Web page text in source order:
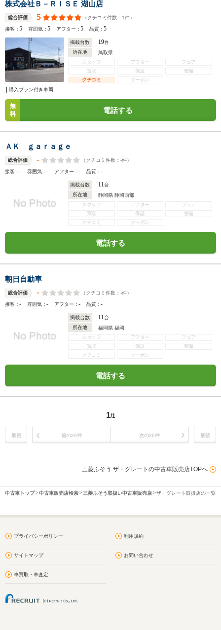
株式会社Ｂ－ＲＩＳＥ 湖山店
総合評価 5 （クチコミ件数： 1件）
接客：5 雰囲気：5 アフター：5 品質：5
掲載台数 19台
所在地
鳥取県
スタッフ
アフター
フェア
買取
保証
整備
クチコミ
クーポン
購入プラン付き車両
無
料
電話する
ＡＫ ｇａｒａｇｅ
総合評価 - （クチコミ件数： -件）
接客：- 雰囲気：- アフター：- 品質：-
掲載台数 11台
所在地
静岡県 静岡西部
スタッフ
アフター
フェア
買取
保証
整備
クチコミ
クーポン
電話する
朝日自動車
総合評価 - （クチコミ件数： -件）
接客：- 雰囲気：- アフター：- 品質：-
掲載台数 11台
所在地
福岡県 福岡
スタッフ
アフター
フェア
買取
保証
整備
クチコミ
クーポン
電話する
1/1
最初 前の20件 次の20件 最後
三菱ふそう ザ・グレートの中古車販売店TOPへ
中古車トップ 中古車販売店検索 三菱ふそう取扱い中古車販売店 ザ・グレート取扱店の一覧
プライバシーポリシー 利用規約
サイトマップ お問い合わせ
車買取・車査定